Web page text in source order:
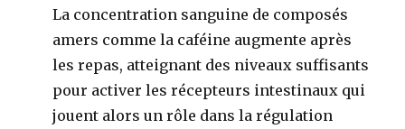
La concentration sanguine de composés
amers comme la caféine augmente après
les repas, atteignant des niveaux suffisants
pour activer les récepteurs intestinaux qui
jouent alors un rôle dans la régulation